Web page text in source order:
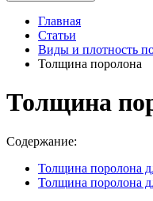
Главная
Статьи
Виды и плотность
Толщина поролона
Толщина
Содержание:
Толщина поролона
Толщина поролона